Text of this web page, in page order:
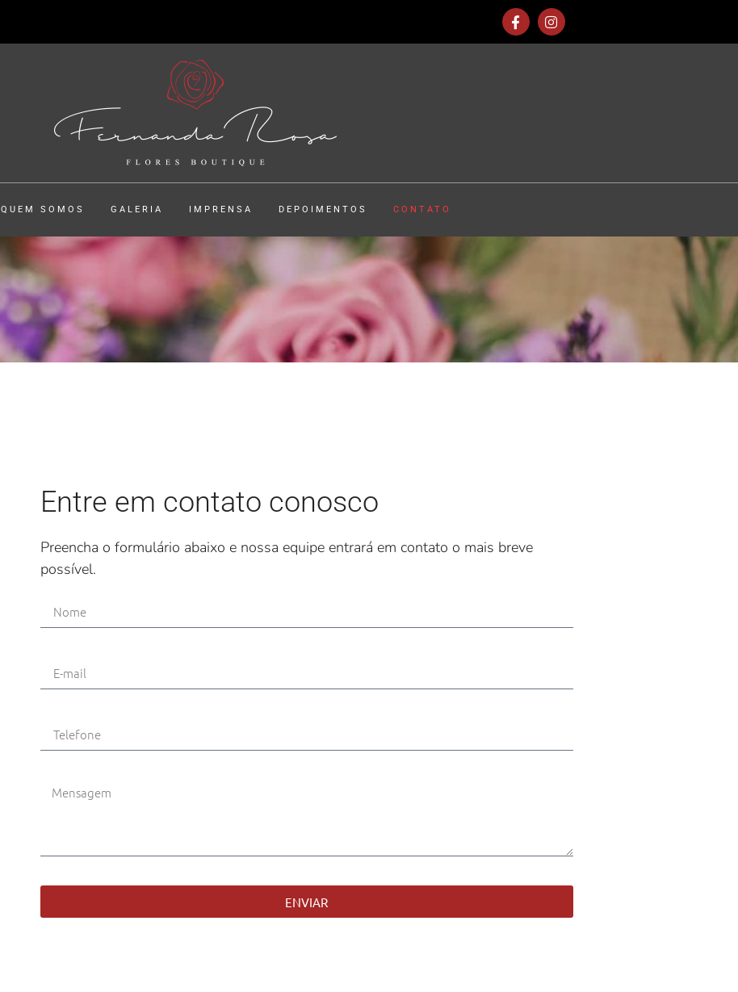
QUEM SOMOS GALERIA IMPRENSA DEPOIMENTOS CONTATO
Entre em contato conosco
Preencha o formulário abaixo e nossa equipe entrará em contato o mais breve
possível.
ENVIAR